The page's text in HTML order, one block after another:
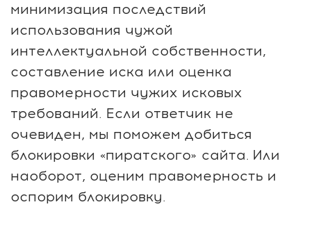
минимизация последствий
использования чужой
интеллектуальной собственности,
составление иска или оценка
правомерности чужих исковых
требований. Если ответчик не
очевиден, мы поможем добиться
блокировки «пиратского» сайта. Или
наоборот, оценим правомерность и
оспорим блокировку.